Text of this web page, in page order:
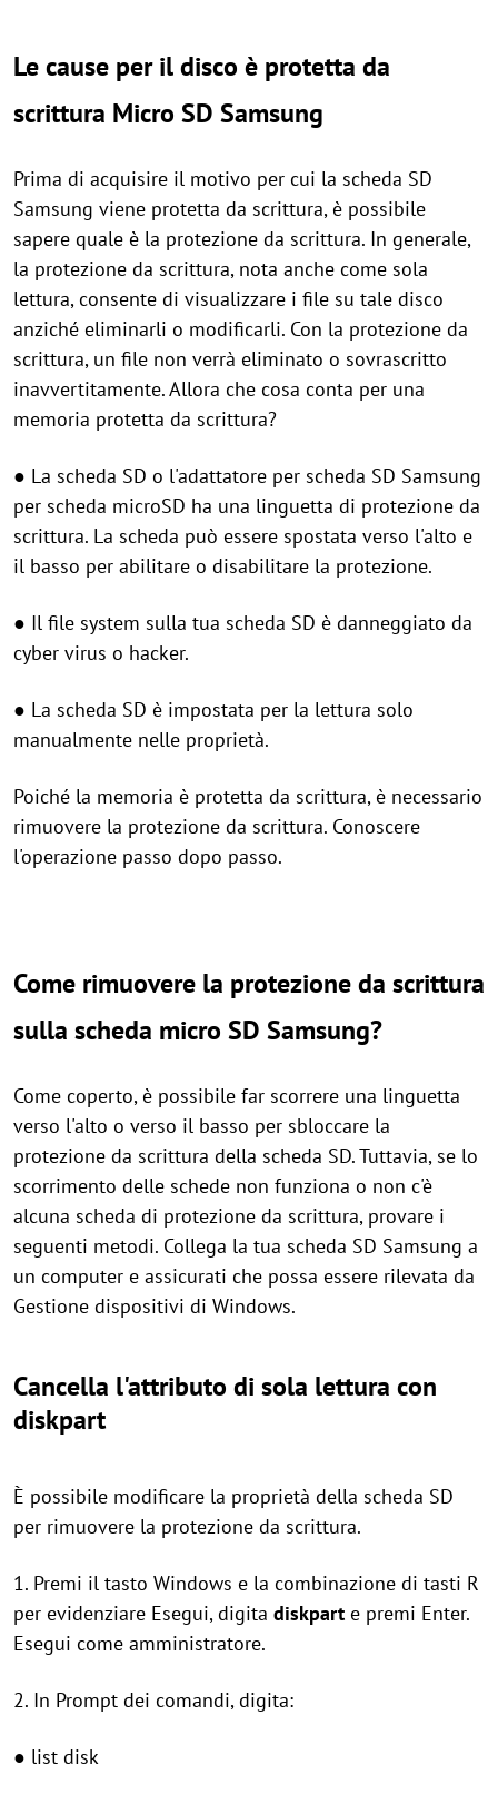
Le cause per il disco è protetta da
scrittura Micro SD Samsung
Prima di acquisire il motivo per cui la scheda SD
Samsung viene protetta da scrittura, è possibile
sapere quale è la protezione da scrittura. In generale,
la protezione da scrittura, nota anche come sola
lettura, consente di visualizzare i file su tale disco
anziché eliminarli o modificarli. Con la protezione da
scrittura, un file non verrà eliminato o sovrascritto
inavvertitamente. Allora che cosa conta per una
memoria protetta da scrittura?
● La scheda SD o l'adattatore per scheda SD Samsung
per scheda microSD ha una linguetta di protezione da
scrittura. La scheda può essere spostata verso l'alto e
il basso per abilitare o disabilitare la protezione.
● Il file system sulla tua scheda SD è danneggiato da
cyber virus o hacker.
● La scheda SD è impostata per la lettura solo
manualmente nelle proprietà.
Poiché la memoria è protetta da scrittura, è necessario
rimuovere la protezione da scrittura. Conoscere
l'operazione passo dopo passo.
Come rimuovere la protezione da scrittura
sulla scheda micro SD Samsung?
Come coperto, è possibile far scorrere una linguetta
verso l'alto o verso il basso per sbloccare la
protezione da scrittura della scheda SD. Tuttavia, se lo
scorrimento delle schede non funziona o non c'è
alcuna scheda di protezione da scrittura, provare i
seguenti metodi. Collega la tua scheda SD Samsung a
un computer e assicurati che possa essere rilevata da
Gestione dispositivi di Windows.
Cancella l'attributo di sola lettura con
diskpart
È possibile modificare la proprietà della scheda SD
per rimuovere la protezione da scrittura.
1. Premi il tasto Windows e la combinazione di tasti R
per evidenziare Esegui, digita diskpart e premi Enter.
Esegui come amministratore.
2. In Prompt dei comandi, digita:
● list disk